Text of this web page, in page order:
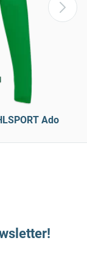
Ado